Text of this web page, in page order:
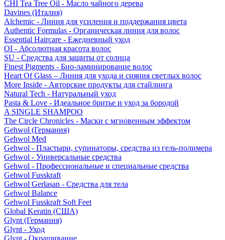
CHI Tea Tree Oil - Масло чайного дерева
Davines (Италия)
Alchemic - Линия для усиления и поддержания цвета
Authentic Formulas - Органическая линия для волос
Essential Haircare - Eжедневный уход
OI - Абсолютная красота волос
SU - Средства для защиты от солнца
Finest Pigments - Био-ламинирование волос
Heart Of Glass – Линия для ухода и сияния светлых волос
More Inside - Авторские продукты для стайлинга
Natural Tech - Натуральный уход
Pasta & Love - Идеальное бритье и уход за бородой
A SINGLE SHAMPOO
The Circle Chronicles - Маски с мгновенным эффектом
Gehwol (Германия)
Gehwol Med
Gehwol - Пластыри, супинаторы, средства из гель-полимера
Gehwol - Универсальные средства
Gehwol - Профессиональные и специальные средства
Gehwol Fusskraft
Gehwol Gerlasan - Средства для тела
Gehwol Balance
Gehwol Fusskraft Soft Feet
Global Keratin (США)
Glynt (Германия)
Glynt - Уход
Glynt - Окрашивание